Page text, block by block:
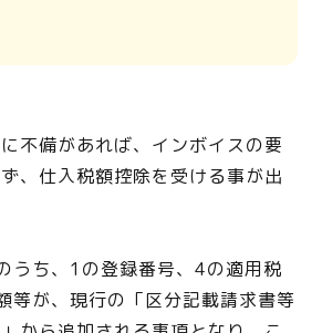
不備があれば、インボイスの要
、仕入税額控除を受ける事が出
うち、1の登録番号、4の適用税
等が、現行の「区分記載請求書等